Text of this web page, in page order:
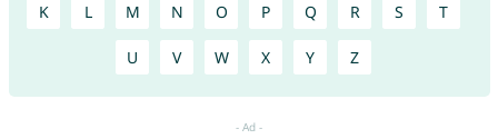
K L M N O P Q R S T
U V W X Y Z